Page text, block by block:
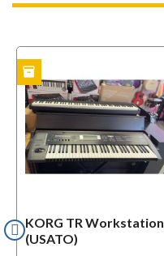
KORG TR Workstation
(USATO)
inventory